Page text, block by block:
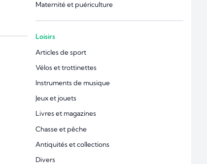
Maternité et puériculture
Loisirs
Articles de sport
Vélos et trottinettes
Instruments de musique
Jeux et jouets
Livres et magazines
Chasse et pêche
Antiquités et collections
Divers